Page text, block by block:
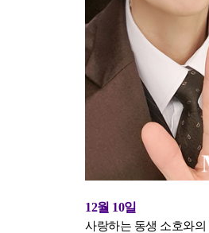
12월 10일
사랑하는 동생 소호와